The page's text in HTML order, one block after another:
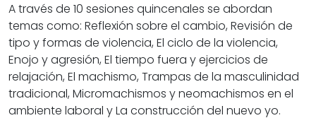
A través de 10 sesiones quincenales se abordan
temas como: Reflexión sobre el cambio, Revisión de
tipo y formas de violencia, El ciclo de la violencia,
Enojo y agresión, El tiempo fuera y ejercicios de
relajación, El machismo, Trampas de la masculinidad
tradicional, Micromachismos y neomachismos en el
ambiente laboral y La construcción del nuevo yo.